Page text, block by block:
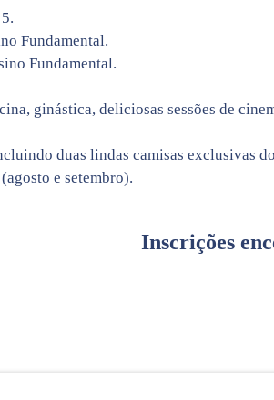
Fundamental.
Fundamental.
ginástica, deliciosas sessões de
duas lindas camisas exclusivas
e setembro).
Inscrições